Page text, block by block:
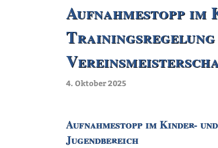
Aufnahmestopp im
4. Oktober 2025
Aufnahmestopp im Kinder- und
Jugendbereich